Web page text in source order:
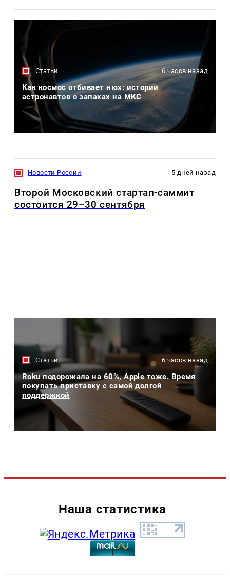
Статьи 6 часов назад
Как космос отбивает нюх: истории
астронавтов о запахах на МКС
Новости России 5 дней назад
Второй Московский стартап-саммит
состоится 29–30 сентября
Статьи 6 часов назад
Roku подорожала на 60%, Apple тоже. Время
покупать приставку с самой долгой
поддержкой
Наша статистика